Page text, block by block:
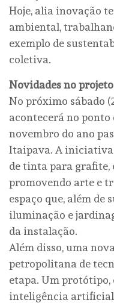
Hoje, alia inovação
ambiental,
exemplo de
coletiva.
Novidades no projeto
No próximo sábado
acontecerá no
novembro do ano
Itaipava. A iniciativa
de tinta para grafite,
promovendo arte e
espaço que, além de
iluminação e
da instalação.
Além disso, uma
petropolitana de
etapa. Um protótipo,
inteligência